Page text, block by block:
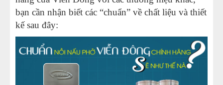
bạn cần nhận biết các “chuẩn” về chất liệu và thiết
kế sau đây: